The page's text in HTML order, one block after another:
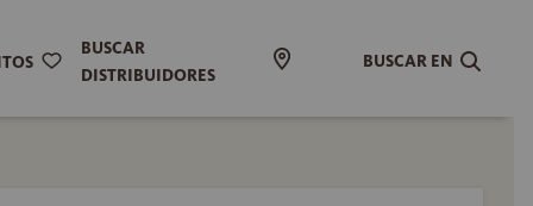
BUSCAR
DISTRIBUIDORES
BUSCAR EN